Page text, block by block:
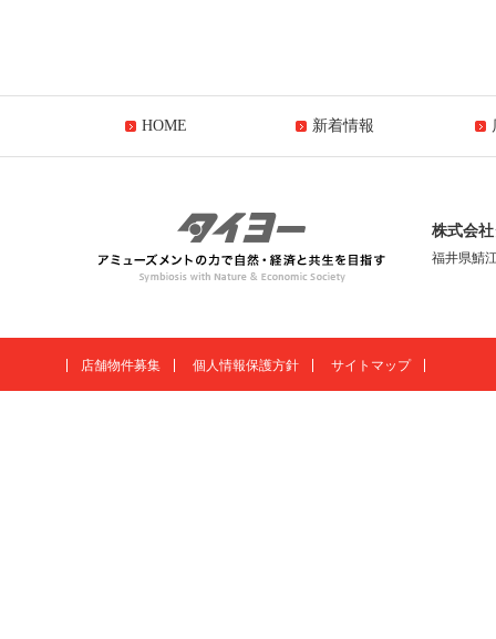
HOME 新着情報
株式会
福井県鯖
店舗物件募集 個人情報保護方針 サイトマップ